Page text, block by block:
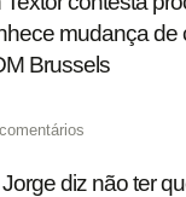
mudança de
Brussels
comentários
diz não ter